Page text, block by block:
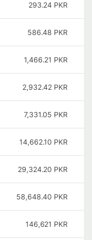
293.24 PKR
586.48 PKR
1,466.21 PKR
2,932.42 PKR
7,331.05 PKR
14,662.10 PKR
29,324.20 PKR
58,648.40 PKR
146,621 PKR